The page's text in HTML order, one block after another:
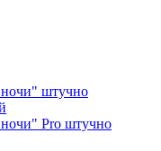
штучно
Pro штучно